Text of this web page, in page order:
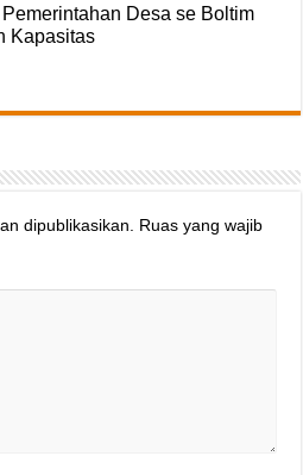
Desa se Boltim
Kapasitas
dipublikasikan.
Ruas yang wajib